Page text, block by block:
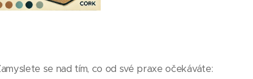
se nad tím, co od své praxe očekáváte: